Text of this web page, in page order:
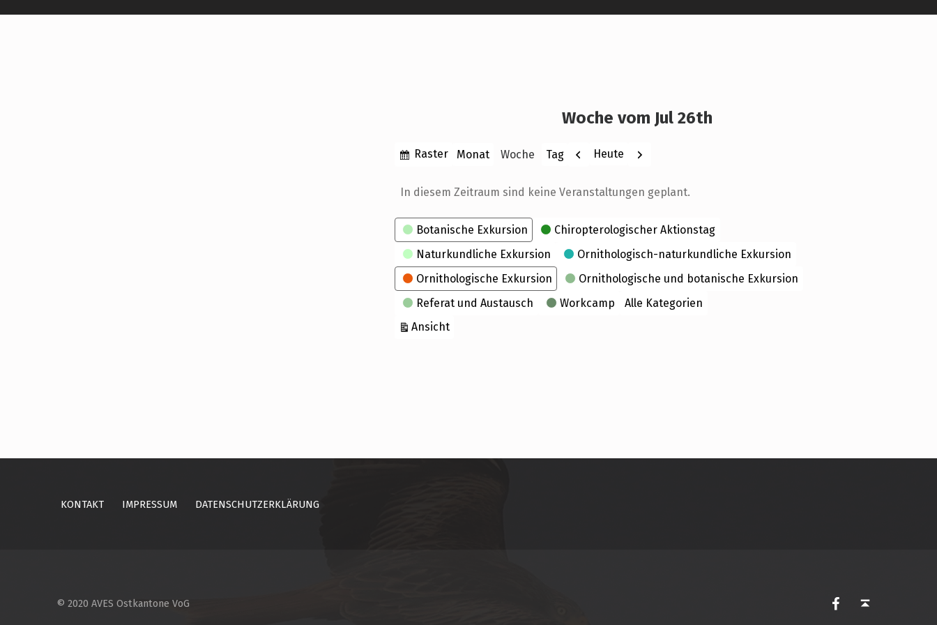
Woche vom Jul 26th
Anzeigen
Raster Monat Woche Tag Zurück
Heute Weiter
In diesem Zeitraum sind keine Veranstaltungen geplant.
Kategorien
Botanische Exkursion
Chiropterologischer Aktionstag
Naturkundliche Exkursion
Ornithologisch-naturkundliche Exkursion
Ornithologische Exkursion
Ornithologische und botanische Exkursion
Referat und Austausch
Workcamp
Alle Kategorien
Ansichtausdrucken
KONTAKT IMPRESSUM DATENSCHUTZERKLÄRUNG
© 2020 AVES Ostkantone VoG
AVES Ostkantone bei Facebook